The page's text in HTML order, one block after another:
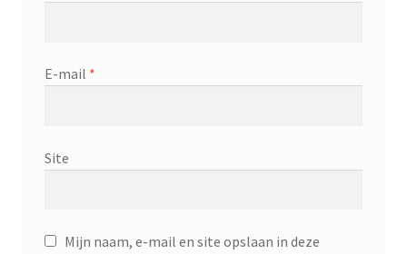
E-mail *
Site
Mijn naam, e-mail en site opslaan in deze